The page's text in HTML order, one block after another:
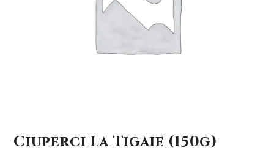
Ciuperci La Tigaie (150g)